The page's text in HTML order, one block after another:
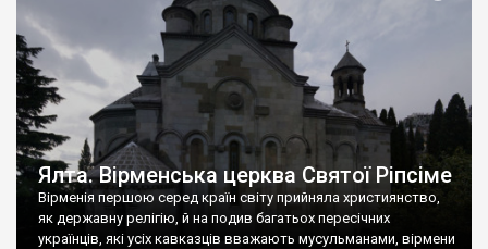
Ялта. Вірменська церква Святої Ріпсіме
Вірменія першою серед країн світу прийняла християнство,
як державну релігію, й на подив багатьох пересічних
українців, які усіх кавказців вважають мусульманами, вірмени